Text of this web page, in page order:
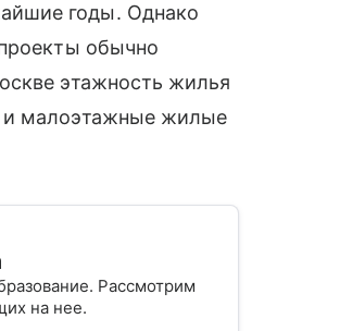
годы. Однако
обычно
этажность жилья
и малоэтажные жилые
Рассмотрим
на нее.